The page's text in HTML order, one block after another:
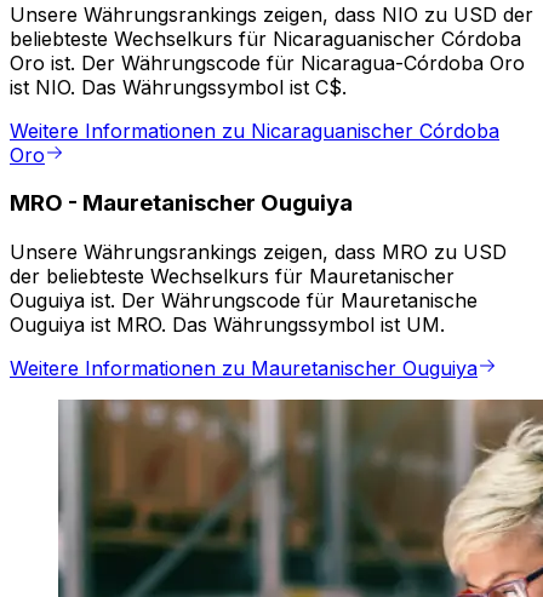
Unsere Währungsrankings zeigen, dass NIO zu USD der
beliebteste Wechselkurs für Nicaraguanischer Córdoba
Oro ist. Der Währungscode für Nicaragua-Córdoba Oro
ist NIO. Das Währungssymbol ist C$.
Weitere Informationen zu Nicaraguanischer Córdoba
Oro
MRO - Mauretanischer Ouguiya
Unsere Währungsrankings zeigen, dass MRO zu USD
der beliebteste Wechselkurs für Mauretanischer
Ouguiya ist. Der Währungscode für Mauretanische
Ouguiya ist MRO. Das Währungssymbol ist UM.
Weitere Informationen zu Mauretanischer Ouguiya